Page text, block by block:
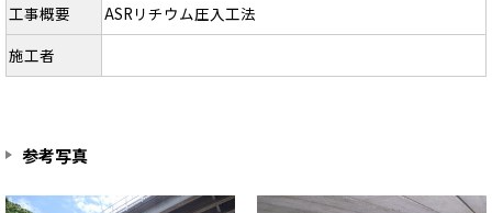
工事概要
ASRリチウム圧入工法
施工者
参考写真